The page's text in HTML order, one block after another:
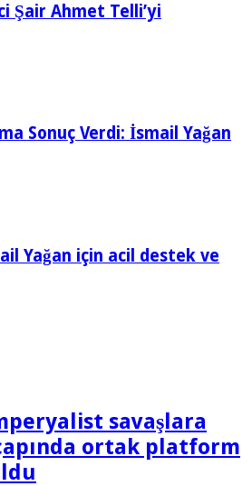
Şair Ahmet Telli’yi
Sonuç Verdi: İsmail Yağan
Yağan için acil destek ve
savaşlara
ortak platform